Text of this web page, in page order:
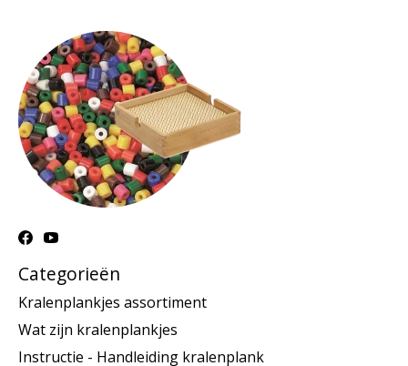
Categorieën
Kralenplankjes assortiment
Wat zijn kralenplankjes
Instructie - Handleiding kralenplank